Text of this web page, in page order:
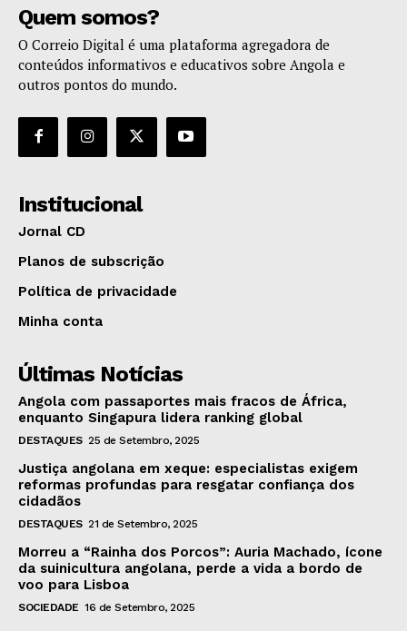
Quem somos?
O Correio Digital é uma plataforma agregadora de
conteúdos informativos e educativos sobre Angola e
outros pontos do mundo.
Institucional
Jornal CD
Planos de subscrição
Política de privacidade
Minha conta
Últimas Notícias
Angola com passaportes mais fracos de África,
enquanto Singapura lidera ranking global
DESTAQUES 25 de Setembro, 2025
Justiça angolana em xeque: especialistas exigem
reformas profundas para resgatar confiança dos
cidadãos
DESTAQUES 21 de Setembro, 2025
Morreu a “Rainha dos Porcos”: Auria Machado, ícone
da suinicultura angolana, perde a vida a bordo de
voo para Lisboa
SOCIEDADE 16 de Setembro, 2025